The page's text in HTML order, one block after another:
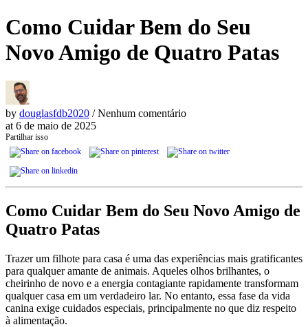
Como Cuidar Bem do Seu
Novo Amigo de Quatro Patas
by douglasfdb2020 / Nenhum comentário
at 6 de maio de 2025
Partilhar isso
Como Cuidar Bem do Seu Novo Amigo de
Quatro Patas
Trazer um filhote para casa é uma das experiências mais gratificantes
para qualquer amante de animais. Aqueles olhos brilhantes, o
cheirinho de novo e a energia contagiante rapidamente transformam
qualquer casa em um verdadeiro lar. No entanto, essa fase da vida
canina exige cuidados especiais, principalmente no que diz respeito
à alimentação.